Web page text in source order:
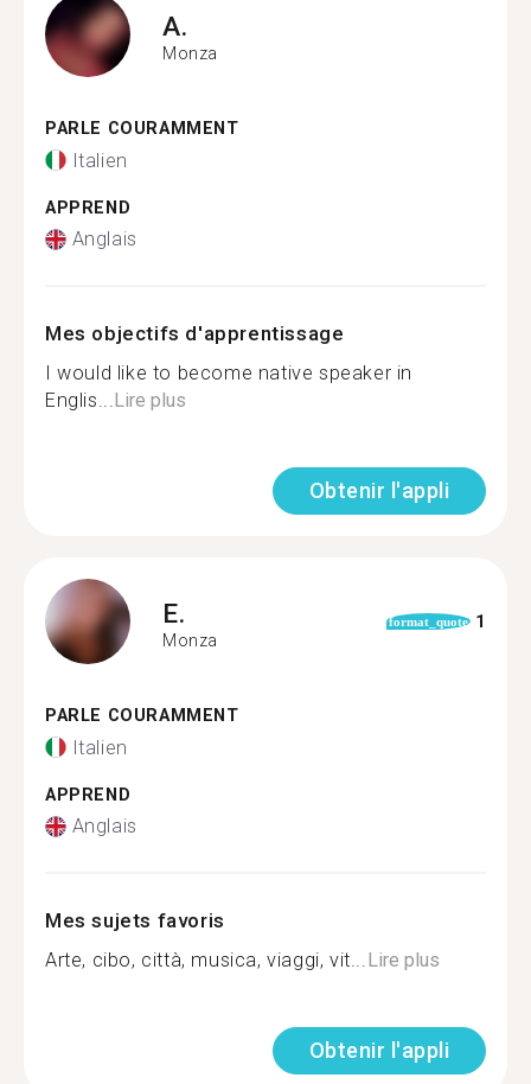
A.
Monza
PARLE COURAMMENT
Italien
APPREND
Anglais
Mes objectifs d'apprentissage
I would like to become native speaker in
Englis...Lire plus
Obtenir l'appli
E.
Monza
format_quote 1
PARLE COURAMMENT
Italien
APPREND
Anglais
Mes sujets favoris
Arte, cibo, città, musica, viaggi, vit...Lire plus
Obtenir l'appli